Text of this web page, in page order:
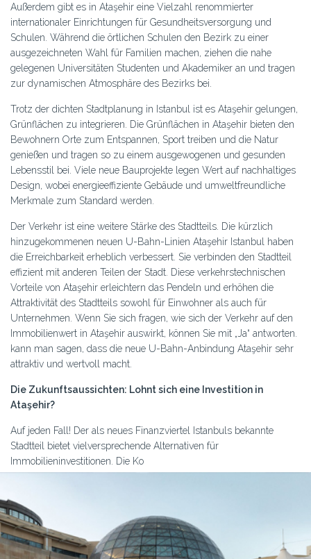
Außerdem gibt es in Ataşehir eine Vielzahl renommierter
internationaler Einrichtungen für Gesundheitsversorgung und
Schulen. Während die örtlichen Schulen den Bezirk zu einer
ausgezeichneten Wahl für Familien machen, ziehen die nahe
gelegenen Universitäten Studenten und Akademiker an und tragen
zur dynamischen Atmosphäre des Bezirks bei.
Trotz der dichten Stadtplanung in Istanbul ist es Ataşehir gelungen,
Grünflächen zu integrieren. Die Grünflächen in Ataşehir bieten den
Bewohnern Orte zum Entspannen, Sport treiben und die Natur
genießen und tragen so zu einem ausgewogenen und gesunden
Lebensstil bei. Viele neue Bauprojekte legen Wert auf nachhaltiges
Design, wobei energieeffiziente Gebäude und umweltfreundliche
Merkmale zum Standard werden.
Der Verkehr ist eine weitere Stärke des Stadtteils. Die kürzlich
hinzugekommenen neuen U-Bahn-Linien Ataşehir Istanbul haben
die Erreichbarkeit erheblich verbessert. Sie verbinden den Stadtteil
effizient mit anderen Teilen der Stadt. Diese verkehrstechnischen
Vorteile von Ataşehir erleichtern das Pendeln und erhöhen die
Attraktivität des Stadtteils sowohl für Einwohner als auch für
Unternehmen. Wenn Sie sich fragen, wie sich der Verkehr auf den
Immobilienwert in Ataşehir auswirkt, können Sie mit „Ja“ antworten.
kann man sagen, dass die neue U-Bahn-Anbindung Ataşehir sehr
attraktiv und wertvoll macht.
Die Zukunftsaussichten: Lohnt sich eine Investition in
Ataşehir?
Auf jeden Fall! Der als neues Finanzviertel Istanbuls bekannte
Stadtteil bietet vielversprechende Alternativen für
Immobilieninvestitionen. Die Ko